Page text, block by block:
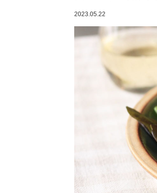
2023.05.22